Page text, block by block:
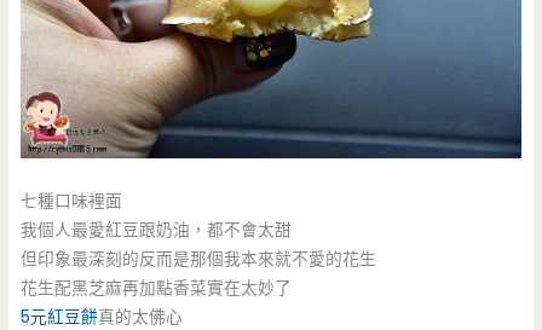
七種口味裡面
我個人最愛紅豆跟奶油，都不會太甜
但印象最深刻的反而是那個我本來就不愛的花生
花生配黑芝麻再加點香菜實在太妙了
5元紅豆餅真的太佛心